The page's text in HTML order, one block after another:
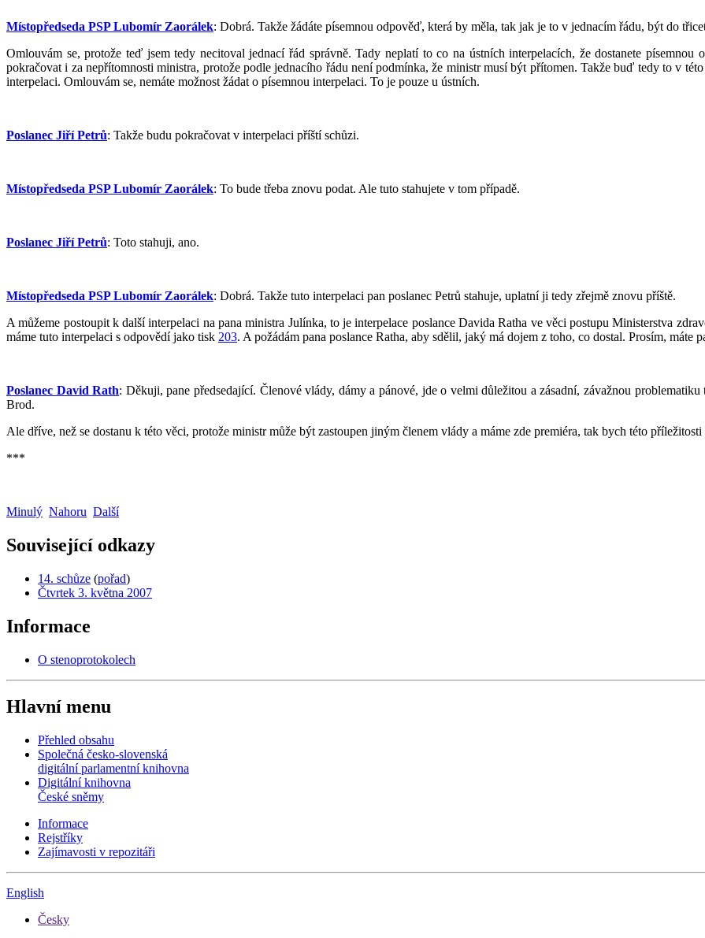
Místopředseda PSP Lubomír Zaorálek: Dobrá. Takže žádáte písemnou odpověď, která by měla, tak jak je to v jednacím řádu, být do
Omlouvám se, protože teď jsem tedy necitoval jednací řád správně. Tady neplatí to co na ústních interpelacích, že dostanete
pokračovat i za nepřítomnosti ministra, protože podle jednacího řádu není podmínka, že ministr musí být přítomen. Takže buď tedy to v
interpelaci. Omlouvám se, nemáte možnost žádat o písemnou interpelaci. To je pouze u ústních.
Poslanec Jiří Petrů: Takže budu pokračovat v interpelaci příští schůzi.
Místopředseda PSP Lubomír Zaorálek: To bude třeba znovu podat. Ale tuto stahujete v tom případě.
Poslanec Jiří Petrů: Toto stahuji, ano.
Místopředseda PSP Lubomír Zaorálek: Dobrá. Takže tuto interpelaci pan poslanec Petrů stahuje, uplatní ji tedy zřejmě znovu příště.
A můžeme postoupit k další interpelaci na pana ministra Julínka, to je interpelace poslance Davida Ratha ve věci postupu Ministerstva
máme tuto interpelaci s odpovědí jako tisk 203. A požádám pana poslance Ratha, aby sdělil, jaký má dojem z toho, co dostal. Prosím, máte
Poslanec David Rath: Děkuji, pane předsedající. Členové vlády, dámy a pánové, jde o velmi důležitou a zásadní, závažnou
Brod.
Ale dříve, než se dostanu k této věci, protože ministr může být zastoupen jiným členem vlády a máme zde premiéra, tak bych této
***
Minulý Nahoru Další
Související odkazy
14. schůze (pořad)
Čtvrtek 3. května 2007
Informace
O stenoprotokolech
Hlavní menu
Přehled obsahu
Společná česko-slovenská
digitální parlamentní knihovna
Digitální knihovna
České sněmy
Informace
Rejstříky
Zajímavosti v repozitáři
English
Česky